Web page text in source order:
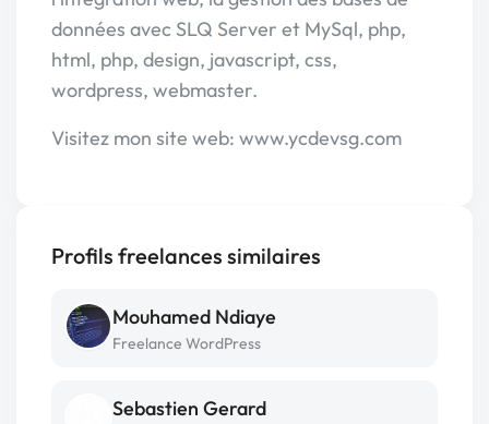
données avec SLQ Server et MySql, php,
html, php, design, javascript, css,
wordpress, webmaster.
Visitez mon site web: www.ycdevsg.com
Profils freelances similaires
Mouhamed Ndiaye
Freelance WordPress
Sebastien Gerard